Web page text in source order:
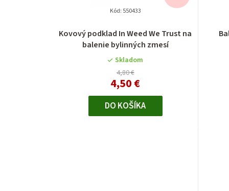
Kovový podklad In Weed We Trust na
balenie bylinných zmesí
Skladom
4,80 €
4,50 €
DO KOŠÍKA
Kód: 550433